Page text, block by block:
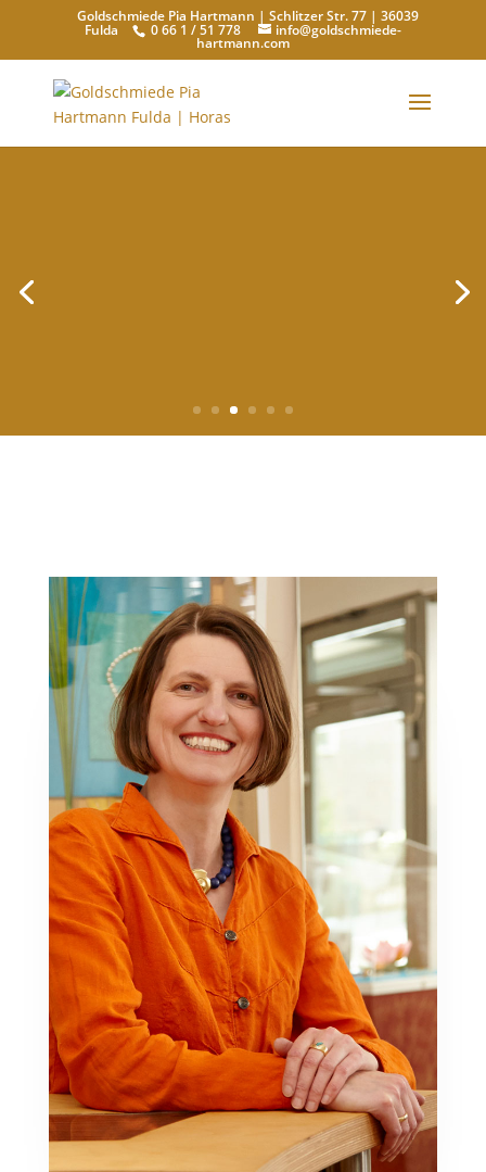
Goldschmiede Pia Hartmann | Schlitzer Str. 77 | 36039
Fulda 0 66 1 / 51 778 info@goldschmiede-
hartmann.com